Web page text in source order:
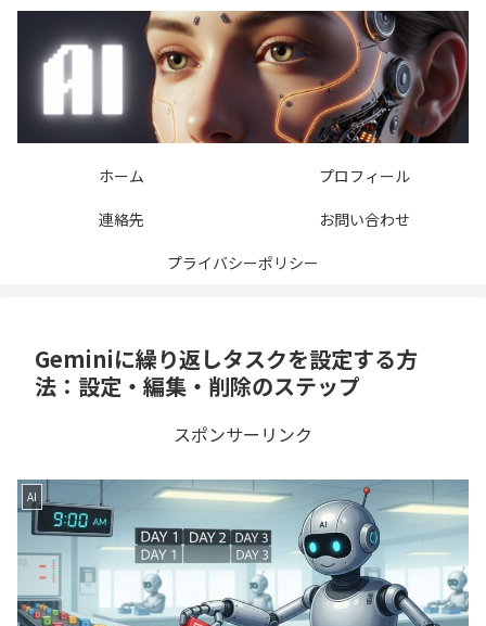
ホーム
プロフィール
連絡先
お問い合わせ
プライバシーポリシー
Geminiに繰り返しタスクを設定する方
法：設定・編集・削除のステップ
スポンサーリンク
AI